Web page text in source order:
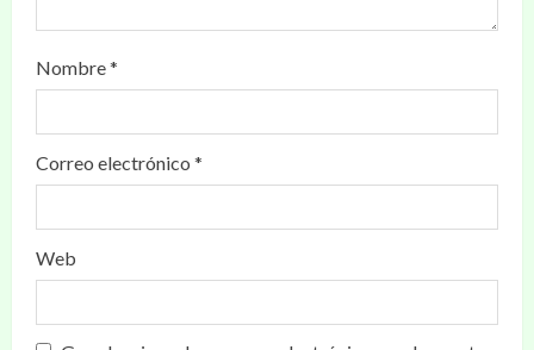
Nombre*
Correo electrónico *
Web